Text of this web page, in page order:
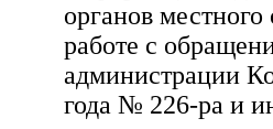
органов
работе с
администрации
года № 226-ра и